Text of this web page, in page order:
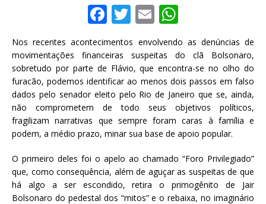
F
a
c
e
b
o
o
T
it
te
r
E
m
ai
l
at
s
A
p
p
Nos recentes acontecimentos envolvendo as denúncias de
movimentações financeiras suspeitas do clã Bolsonaro,
sobretudo por parte de Flávio, que encontra-se no olho do
furacão, podemos identificar ao menos dois passos em falso
dados pelo senador eleito pelo Rio de Janeiro que se, ainda,
não comprometem de todo seus objetivos políticos,
fragilizam narrativas que sempre foram caras à família e
podem, a médio prazo, minar sua base de apoio popular.
O primeiro deles foi o apelo ao chamado “Foro Privilegiado”
que, como consequência, além de aguçar as suspeitas de que
há algo a ser escondido, retira o primogênito de Jair
Bolsonaro do pedestal dos “mitos” e o rebaixa, no imaginário